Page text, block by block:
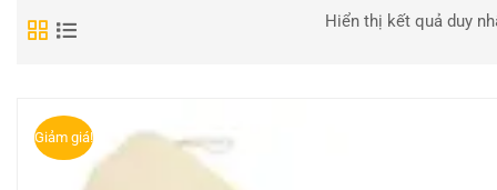
Hiển thị kết quả duy
Giảm giá!